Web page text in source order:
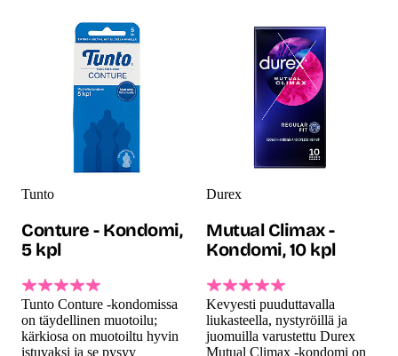
Tunto
Conture - Kondomi,
5 kpl
Tunto Conture -kondomissa
on täydellinen muotoilu;
kärkiosa on muotoiltu hyvin
istuvaksi ja se pysyy
Durex
Mutual Climax -
Kondomi, 10 kpl
Kevyesti puuduttavalla
liukasteella, nystyröillä ja
juomuilla varustettu Durex
Mutual Climax -kondomi on